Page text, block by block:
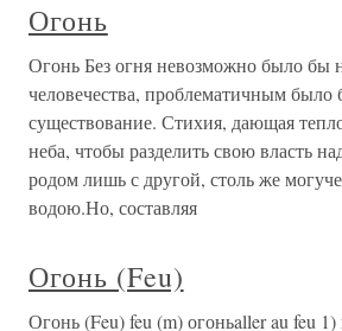
Огонь
Огонь Без огня невозможно было бы
человечества, проблематичным было
существование. Стихия, дающая
неба, чтобы разделить свою власть
родом лишь с другой, столь же
водою.Но, составляя
Огонь (Feu)
Огонь (Feu) feu (m) огоньaller au feu